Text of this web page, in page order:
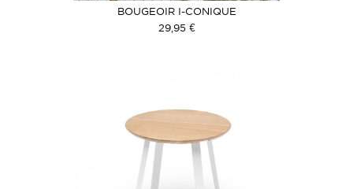
BOUGEOIR I-CONIQUE
29,95 €